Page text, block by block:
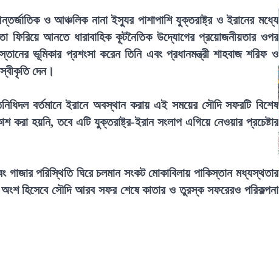
ও আঞ্চলিক নানা ইস্যুর পাশাপাশি যুক্তরাষ্ট্র ও ইরানের মধ্যে
ফিরিয়ে আনতে ধারাবাহিক কূটনৈতিক উদ্যোগের প্রয়োজনীয়তার ওপর
ভূমিকার প্রশংসা করেন তিনি এবং প্রধানমন্ত্রী শাহবাজ শরিফ ও
দেন।
বর্তমানে ইরানে অবস্থান করায় এই সময়ের সৌদি সফরটি বিশেষ
হয়নি, তবে এটি যুক্তরাষ্ট্র-ইরান সংলাপ এগিয়ে নেওয়ার প্রচেষ্টার
পরিস্থিতি ঘিরে চলমান সংকট মোকাবিলায় পাকিস্তান মধ্যস্থতার
অংশ হিসেবে সৌদি আরব সফর শেষে কাতার ও তুরস্ক সফরেরও পরিকল্পনা